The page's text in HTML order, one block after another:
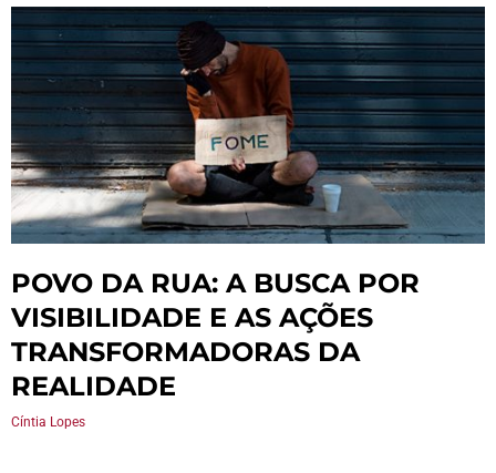
POVO DA RUA: A BUSCA POR
VISIBILIDADE E AS AÇÕES
TRANSFORMADORAS DA
REALIDADE
Cíntia Lopes